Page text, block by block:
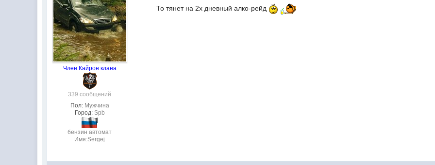
Член Кайрон клана
339 сообщений
Пол: Мужчина
Город: Spb
бензин автомат
Имя:Sergej
То тянет на 2х дневный алко-рейд